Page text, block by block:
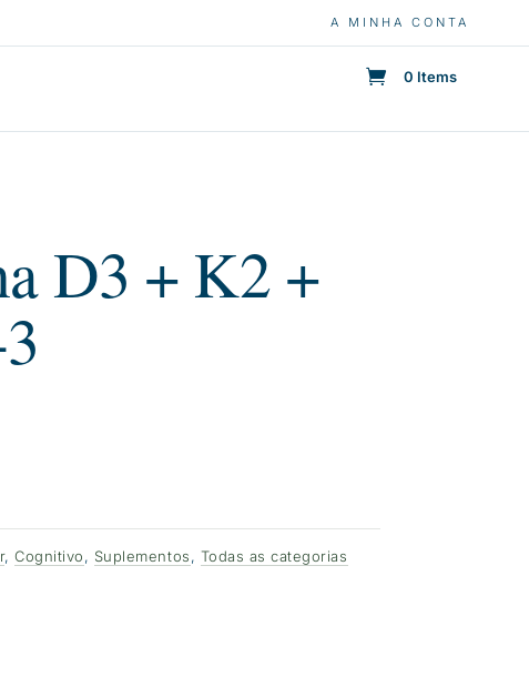
A MINHA CONTA
0 Items
D3 + K2 +
,Cognitivo, Suplementos, Todas as categorias